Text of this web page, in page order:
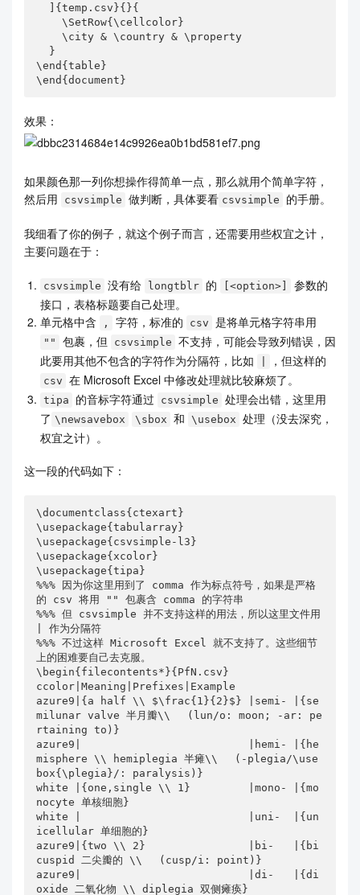
    \SetRow{\cellcolor}
    \city & \country & \property
\end{table}
\end{document}
效果：
如果颜色那一列你想操作得简单一点，那么就用个简单字符，
然后用
csvsimple 做判断，具体要看 csvsimple 的手册。
我细看了你的例子，就这个例子而言，还需要用些权宜之计，
主要问题在于：
csvsimple 没有给 longtblr 的 [<option>]
参数的
接口，表格标题要自己处理。
单元格中含
, 字符，标准的 csv 是将单元格字符串用
"" 包裹，但 csvsimple 不支持，可能会导致列错误，因
此要用其他不包含的字符作为分隔符，比如
，但这样的
csv 在 Microsoft Excel 中修改处理就比较麻烦了。
tipa 的音标字符通过 csvsimple 处理会出错，这里用
了 \newsavebox \sbox 和 \usebox 处理（没去深究，
权宜之计）。
这一段的代码如下：
\documentclass{ctexart}
\usepackage{tabularray}
\usepackage{csvsimple-l3}
\usepackage{xcolor}
\usepackage{tipa}
%%% 因为你这里用到了 comma 作为标点符号，如果是严格
的 csv 将用 "" 包裹含 comma 的字符串
%%% 但 csvsimple 并不支持这样的用法，所以这里文件用
| 作为分隔符
%%% 不过这样 Microsoft Excel 就不支持了。这些细节
上的困难要自己去克服。
\begin{filecontents*}{PfN.csv}
ccolor|Meaning|Prefixes|Example
azure9|{a half \\ $\frac{1}{2}$} |semi- |{se
milunar valve 半月瓣\\ 　(lun/o: moon; -ar: pe
rtaining to)}
azure9|                          |hemi- |{he
misphere \\ hemiplegia 半瘫\\ 　(-plegia/\use
box{\plegia}/: paralysis)}
white |{one,single \\ 1}         |mono- |{mo
nocyte 单核细胞}
white |                          |uni-  |{un
icellular 单细胞的}
azure9|{two \\ 2}                |bi-   |{bi
cuspid 二尖瓣的 \\ 　(cusp/i: point)}
azure9|                          |di-   |{di
oxide 二氧化物 \\ diplegia 双侧瘫痪}